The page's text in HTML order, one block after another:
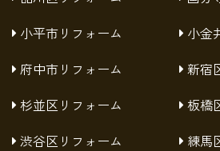
小平市リフォーム
小金
府中市リフォーム
新宿
杉並区リフォーム
板橋
渋谷区リフォーム
練馬